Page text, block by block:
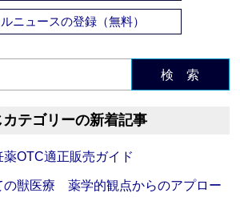
ルニュースの登録（無料）
検 索
テゴリーの新着記事
薬OTC適正販売ガイド
の獣医療 薬学的観点からのアプロー